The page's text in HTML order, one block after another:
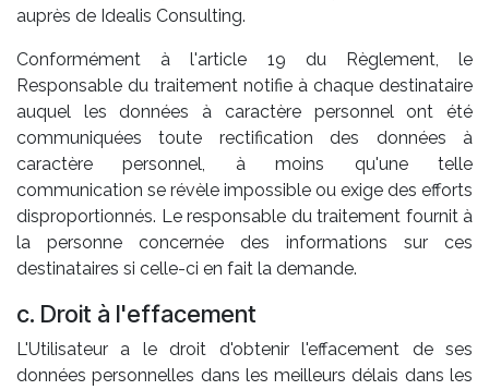
auprès de Idealis Consulting.
Conformément à l'article 19 du Règlement, le
Responsable du traitement notifie à chaque destinataire
auquel les données à caractère personnel ont été
communiquées toute rectification des données à
caractère personnel, à moins qu'une telle
communication se révèle impossible ou exige des efforts
disproportionnés. Le responsable du traitement fournit à
la personne concernée des informations sur ces
destinataires si celle-ci en fait la demande.
c. Droit à l'effacement
L'Utilisateur a le droit d'obtenir l'effacement de ses
données personnelles dans les meilleurs délais dans les